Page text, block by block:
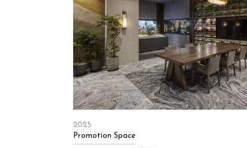
2025
Promotion Space